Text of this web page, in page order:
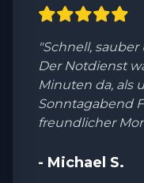
"Schnell,
Der Notdienst
Minuten da, als
Sonntagabend
freundlicher
- Michael S.